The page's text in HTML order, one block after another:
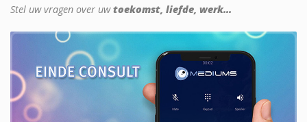
Stel uw vragen over uwtoekomst, liefde, werk...